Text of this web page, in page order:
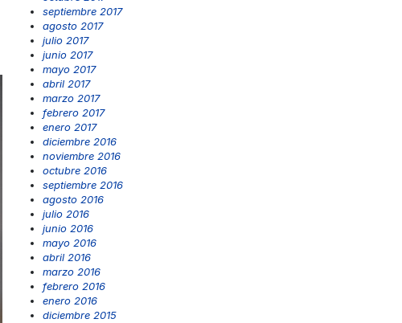
septiembre 2017
agosto 2017
julio 2017
junio 2017
mayo 2017
abril 2017
marzo 2017
febrero 2017
enero 2017
diciembre 2016
noviembre 2016
octubre 2016
septiembre 2016
agosto 2016
julio 2016
junio 2016
mayo 2016
abril 2016
marzo 2016
febrero 2016
enero 2016
diciembre 2015